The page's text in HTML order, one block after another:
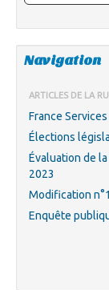
Navigation
ARTICLES DE LA
France Services
Élections
Évaluation de
2023
Modification
Enquête